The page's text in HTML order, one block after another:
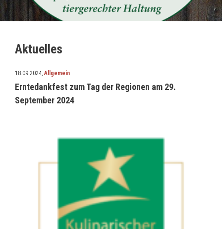
Aktuelles
18.09.2024,Allgemein
Erntedankfest zum Tag der Regionen am 29.
September 2024